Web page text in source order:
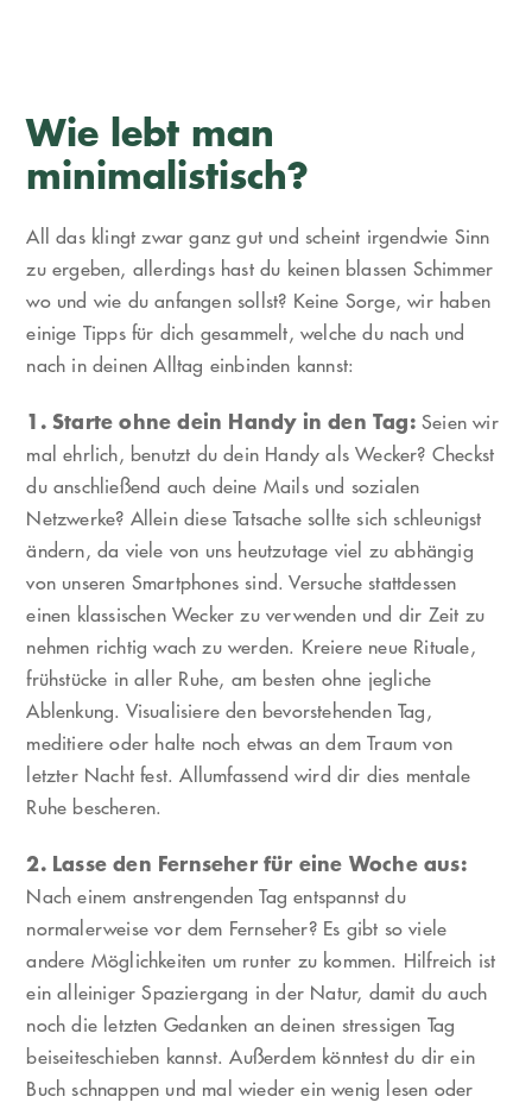
Wie lebt man
minimalistisch?
All das klingt zwar ganz gut und scheint irgendwie Sinn
zu ergeben, allerdings hast du keinen blassen Schimmer
wo und wie du anfangen sollst? Keine Sorge, wir haben
einige Tipps für dich gesammelt, welche du nach und
nach in deinen Alltag einbinden kannst:
1. Starte ohne dein Handy in den Tag:Seien wir
mal ehrlich, benutzt du dein Handy als Wecker? Checkst
du anschließend auch deine Mails und sozialen
Netzwerke? Allein diese Tatsache sollte sich schleunigst
ändern, da viele von uns heutzutage viel zu abhängig
von unseren Smartphones sind. Versuche stattdessen
einen klassischen Wecker zu verwenden und dir Zeit zu
nehmen richtig wach zu werden. Kreiere neue Rituale,
frühstücke in aller Ruhe, am besten ohne jegliche
Ablenkung. Visualisiere den bevorstehenden Tag,
meditiere oder halte noch etwas an dem Traum von
letzter Nacht fest. Allumfassend wird dir dies mentale
Ruhe bescheren.
2. Lasse den Fernseher für eine Woche aus:
Nach einem anstrengenden Tag entspannst du
normalerweise vor dem Fernseher? Es gibt so viele
andere Möglichkeiten um runter zu kommen. Hilfreich ist
ein alleiniger Spaziergang in der Natur, damit du auch
noch die letzten Gedanken an deinen stressigen Tag
beiseiteschieben kannst. Außerdem könntest du dir ein
Buch schnappen und mal wieder ein wenig lesen oder